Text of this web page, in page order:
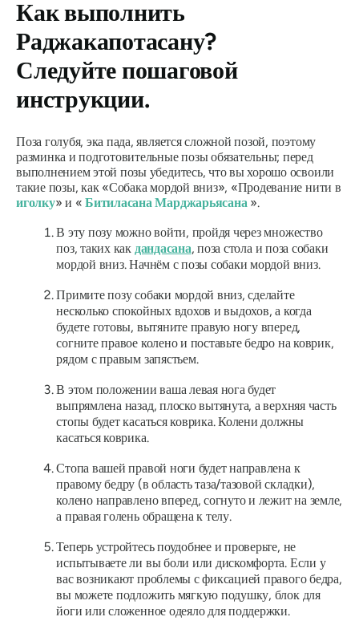
Как выполнить
Раджакапотасану?
Следуйте пошаговой
инструкции.
Поза голубя, эка пада, является сложной позой, поэтому
разминка и подготовительные позы обязательны; перед
выполнением этой позы убедитесь, что вы хорошо освоили
такие позы, как «Собака мордой вниз», «Продевание нити в
иголку» и «Битиласана Марджарьясана».
В эту позу можно войти, пройдя через множество
поз, таких как дандасана, поза стола и поза собаки
мордой вниз. Начнём с позы собаки мордой вниз.
Примите позу собаки мордой вниз, сделайте
несколько спокойных вдохов и выдохов, а когда
будете готовы, вытяните правую ногу вперед,
согните правое колено и поставьте бедро на коврик,
рядом с правым запястьем.
В этом положении ваша левая нога будет
выпрямлена назад, плоско вытянута, а верхняя часть
стопы будет касаться коврика. Колени должны
касаться коврика.
Стопа вашей правой ноги будет направлена ​​к
правому бедру (в область таза/тазовой складки),
колено направлено вперед, согнуто и лежит на земле,
а правая голень обращена к телу.
Теперь устройтесь поудобнее и проверьте, не
испытываете ли вы боли или дискомфорта. Если у
вас возникают проблемы с фиксацией правого бедра,
вы можете подложить мягкую подушку, блок для
йоги или сложенное одеяло для поддержки.